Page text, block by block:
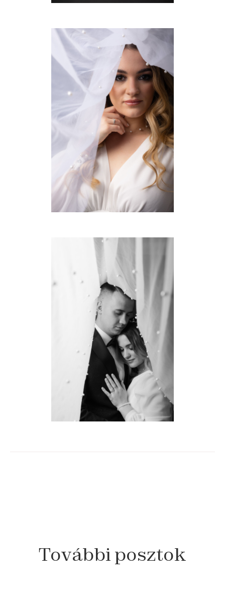
További posztok